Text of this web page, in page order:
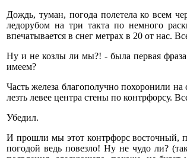
Дождь, туман, погода полетела ко всем
ледорубом на три такта по немного
впечатывается в снег метрах в 20 от нас.
Ну и не козлы ли мы?! - была первая
имеем?
Часть железа благополучно похоронили
лезть левее центра стены по контрфорсу.
Убедил.
И прошли мы этот контрфорс восточный,
погодой ведь повезло! Ну не чудо ли?